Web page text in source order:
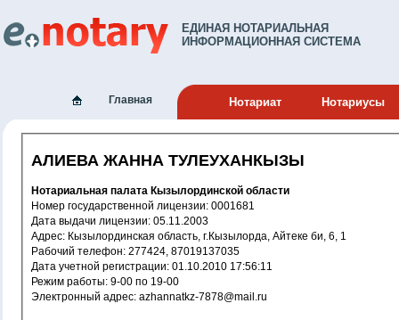
ЕДИНАЯ НОТАРИАЛЬНАЯ
ИНФОРМАЦИОННАЯ СИСТЕМА
Главная Нотариат Нотариусы
АЛИЕВА ЖАННА ТУЛЕУХАНКЫЗЫ
Нотариальная палата Кызылординской области
Номер государственной лицензии: 0001681
Дата выдачи лицензии: 05.11.2003
Адрес: Кызылординская область, г.Кызылорда, Айтеке би, 6, 1
Рабочий телефон: 277424, 87019137035
Дата учетной регистрации: 01.10.2010 17:56:11
Режим работы: 9-00 по 19-00
Электронный адрес: azhannatkz-7878@mail.ru